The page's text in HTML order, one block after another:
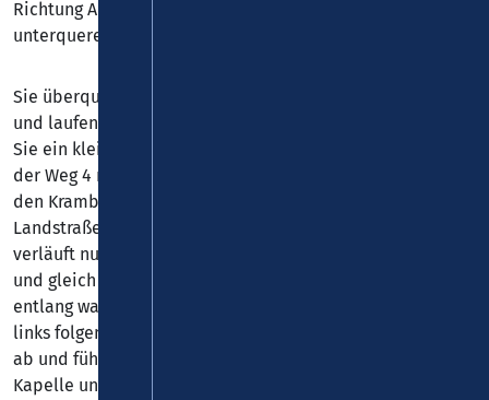
Richtung Autobahn A3, die Sie bei Eschelbach
unterqueren.
Sie überqueren die Bahnstrecke Montabaur-Siershahn
und laufen am Hillhof vorbei nach Staudt. Im Ort gehen
Sie ein kleines Stück über die Kreisstraße K82, dann biegt
der Weg 4 nach links zum Kramberg ab. Weiter geht es um
den Kram­berg herum, durch ein Waldstück bis zur
Landstraße L 300, der Kannenbäckerstraße. Der Weg
verläuft nur wenige Meter auf der Straße, biegt links ab
und gleich wieder rechts in den Wald. Am Waldrand
entlang wandern Sie zur Kreisstraße K42, der Sie nach
links folgen. Vor der Gabelung biegt der Weg nach rechts
ab und führt Sie zum Steimel (334 m, alte Kultstätte mit
Kapelle und Kreuzweg). Vom Steimel nach Siershahn sind